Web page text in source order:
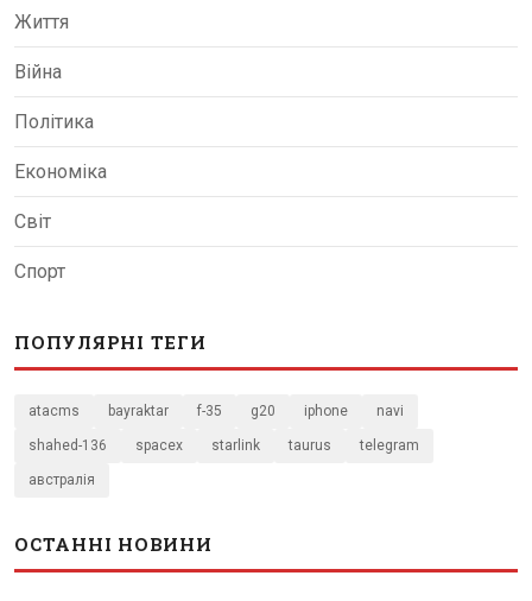
Життя
Війна
Політика
Економіка
Світ
Спорт
ПОПУЛЯРНІ ТЕГИ
atacms bayraktar f-35 g20 iphone navi
shahed-136 spacex starlink taurus telegram
австралія
ОСТАННІ НОВИНИ